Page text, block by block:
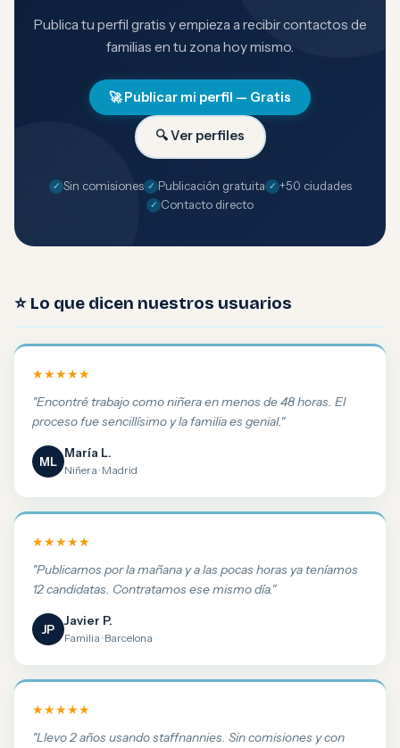
Publica tu perfil gratis y empieza a recibir contactos de
familias en tu zona hoy mismo.
🚀 Publicar mi perfil — Gratis
🔍 Ver perfiles
Sin comisiones Publicación gratuita
+50 ciudades
Contacto directo
⭐ Lo que dicen nuestros usuarios
★★★★★
"Encontré trabajo como niñera en menos de 48 horas. El
proceso fue sencillísimo y la familia es genial."
ML
María L.
Niñera · Madrid
★★★★★
"Publicamos por la mañana y a las pocas horas ya teníamos
12 candidatas. Contratamos ese mismo día."
JP
Javier P.
Familia · Barcelona
★★★★★
"Llevo 2 años usando staffnannies. Sin comisiones y con